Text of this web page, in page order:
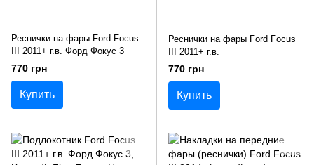
Реснички на фары Ford Focus
III 2011+ г.в. Форд Фокус 3
770 грн
Купить
Реснички на фары Ford Focus
III 2011+ г.в.
770 грн
Купить